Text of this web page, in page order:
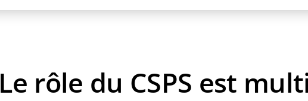
Le rôle du CSPS est